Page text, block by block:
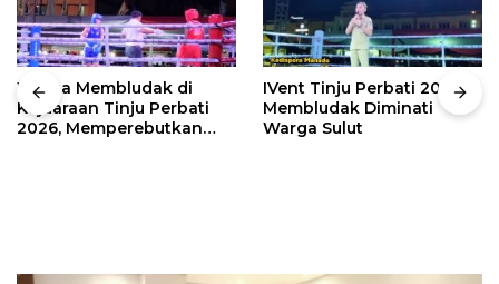
Warga Membludak di
Kejuaraan Tinju Perbati
2026, Memperebutkan
IVent Tinju Perbati 2026
Membludak Diminati
Warga Sulut